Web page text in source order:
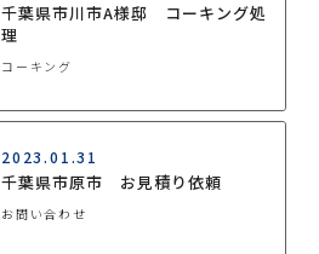
千葉県市川市A様邸 コーキング処
理
コーキング
2023.01.31
千葉県市原市 お見積り依頼
お問い合わせ